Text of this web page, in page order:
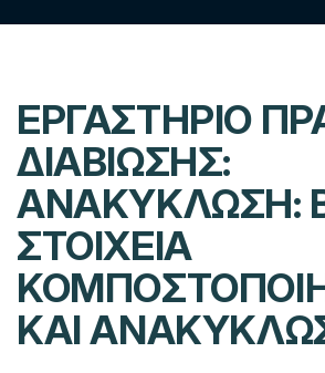
ΕΡΓΑΣΤΉΡΙΟ
ΔΙΑΒΊΩΣΗΣ:
ΑΝΑΚΎΚΛΩΣΗ:
ΣΤΟΙΧΕΊΑ
ΚΑΙ